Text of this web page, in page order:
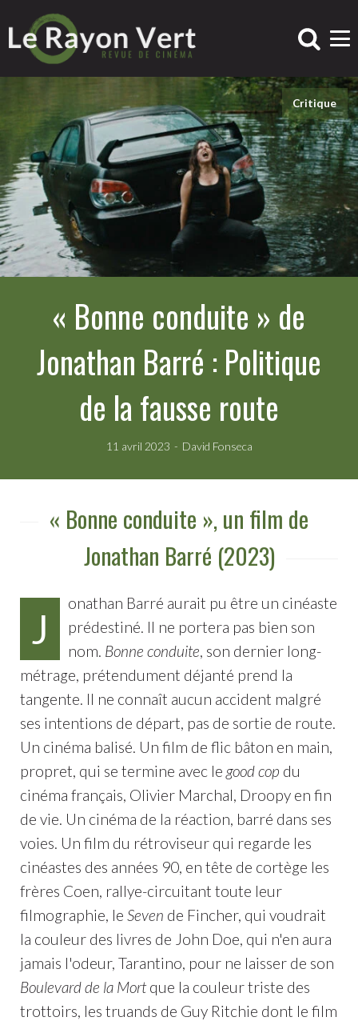
Critique
« Bonne conduite » de
Jonathan Barré : Politique
de la fausse route
11 avril 2023 David Fonseca
« Bonne conduite », un film de
Jonathan Barré (2023)
J
onathan Barré aurait pu être un cinéaste
prédestiné. Il ne portera pas bien son
nom. Bonne conduite, son dernier long-
métrage, prétendument déjanté prend la
tangente. Il ne connaît aucun accident malgré
ses intentions de départ, pas de sortie de route.
Un cinéma balisé. Un film de flic bâton en main,
propret, qui se termine avec le good cop du
cinéma français, Olivier Marchal, Droopy en fin
de vie. Un cinéma de la réaction, barré dans ses
voies. Un film du rétroviseur qui regarde les
cinéastes des années 90, en tête de cortège les
frères Coen, rallye-circuitant toute leur
filmographie, le Seven de Fincher, qui voudrait
la couleur des livres de John Doe, qui n'en aura
jamais l'odeur, Tarantino, pour ne laisser de son
Boulevard de la Mortque la couleur triste des
trottoirs, les truands de Guy Ritchie dont le film